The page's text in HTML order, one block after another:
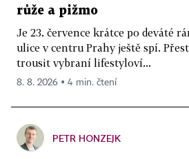
růže a pižmo
Je 23. července krátce po deváté
ulice v centru Prahy ještě spí.
trousit vybraní lifestyloví...
8. 8. 2026 ▪ 4 min. čtení
PETR HONZEJK